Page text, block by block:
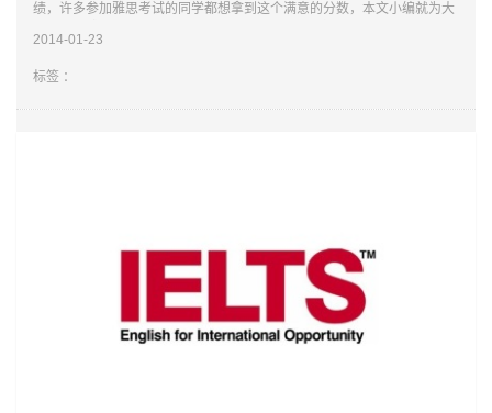
绩，许多参加雅思考试的同学都想拿到这个满意的分数，本文小编就为大
陷阱"坑害
2014-01-23
标签 ：